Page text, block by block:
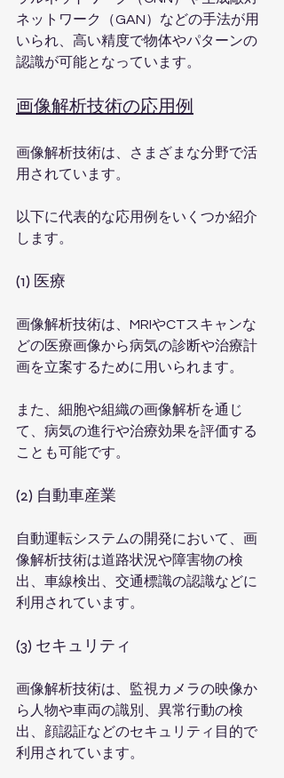
ネットワーク（GAN）などの手法が用
いられ、高い精度で物体やパターンの
認識が可能となっています。
画像解析技術の応用例
画像解析技術は、さまざまな分野で活
用されています。
以下に代表的な応用例をいくつか紹介
します。
(1) 医療
画像解析技術は、MRIやCTスキャンな
どの医療画像から病気の診断や治療計
画を立案するために用いられます。
また、細胞や組織の画像解析を通じ
て、病気の進行や治療効果を評価する
ことも可能です。
(2) 自動車産業
自動運転システムの開発において、画
像解析技術は道路状況や障害物の検
出、車線検出、交通標識の認識などに
利用されています。
(3) セキュリティ
画像解析技術は、監視カメラの映像か
ら人物や車両の識別、異常行動の検
出、顔認証などのセキュリティ目的で
利用されています。